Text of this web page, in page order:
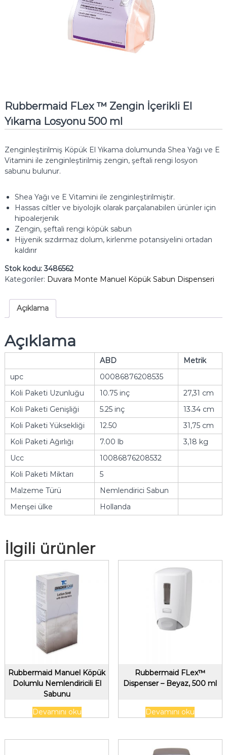
Rubbermaid FLex ™ Zengin İçerikli El
Yıkama Losyonu 500 ml
Zenginleştirilmiş Köpük El Yıkama dolumunda Shea Yağı ve E
Vitamini ile zenginleştirilmiş zengin, şeftali rengi losyon
sabunu bulunur.
Shea Yağı ve E Vitamini ile zenginleştirilmiştir.
Hassas ciltler ve biyolojik olarak parçalanabilen ürünler için
hipoalerjenik
Zengin, şeftali rengi köpük sabun
Hijyenik sızdırmaz dolum, kirlenme potansiyelini ortadan
kaldırır
Stok kodu:3486562
Kategoriler: Duvara Monte Manuel Köpük Sabun Dispenseri
Açıklama
Açıklama
ABD
Metrik
upc
00086876208535
Koli Paketi Uzunluğu
10.75 inç
27,31 cm
Koli Paketi Genişliği
5.25 inç
13.34 cm
Koli Paketi Yüksekliği
12.50
31,75 cm
Koli Paketi Ağırlığı
7.00 lb
3,18 kg
Ucc
10086876208532
Koli Paketi Miktarı
5
Malzeme Türü
Nemlendirici Sabun
Menşei ülke
Hollanda
İlgili ürünler
Rubbermaid Manuel Köpük
Dolumlu Nemlendiricili El
Sabunu
Devamını oku
Rubbermaid FLex™
Dispenser – Beyaz, 500 ml
Devamını oku